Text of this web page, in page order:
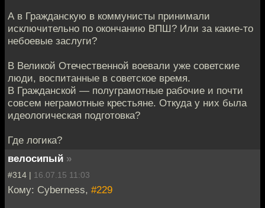
А в Гражданскую в коммунисты принимали
исключительно по окончанию ВПШ? Или за какие-то
небоевые заслуги?
В Великой Отечественной воевали уже советские
люди, воспитанные в советское время.
В Гражданской — полуграмотные рабочие и почти
совсем неграмотные крестьяне. Откуда у них была
идеологическая подготовка?
Где логика?
велосипый »
#314 | 16.07.15 11:03
Кому: Cyberness, #229